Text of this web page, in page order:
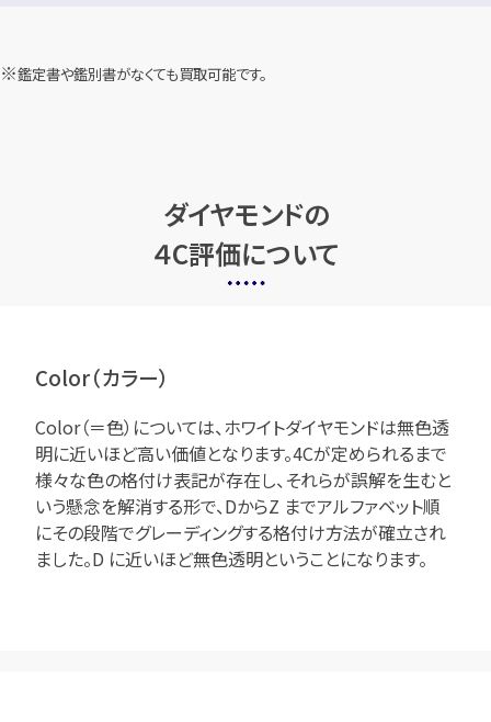
鑑定書や鑑別書がなくても買取可能です。
ダイヤモンドの
４C評価について
Color（カラー）
Color（＝色）については、ホワイトダイヤモンドは無色透
明に近いほど高い価値となります。4Cが定められるまで
様々な色の格付け表記が存在し、それらが誤解を生むと
いう懸念を解消する形で、DからZ までアルファベット順
にその段階でグレーディングする格付け方法が確立され
ました。D に近いほど無色透明ということになります。